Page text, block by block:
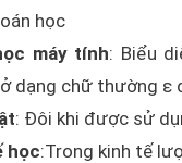
học
máy tính: Biểu
dạng chữ thường ε
: Đôi khi được sử
học:Trong kinh tế